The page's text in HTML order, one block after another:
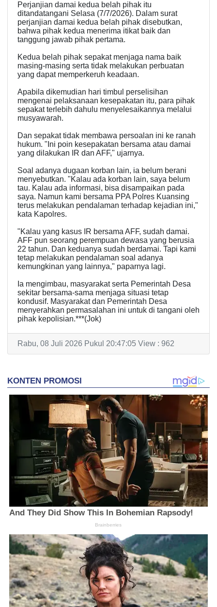
Perjanjian damai kedua belah pihak itu
ditandatangani Selasa (7/7/2026). Dalam surat
perjanjian damai kedua belah pihak disebutkan,
bahwa pihak kedua menerima itikat baik dan
tanggung jawab pihak pertama.
Kedua belah pihak sepakat menjaga nama baik
masing-masing serta tidak melakukan perbuatan
yang dapat memperkeruh keadaan.
Apabila dikemudian hari timbul perselisihan
mengenai pelaksanaan kesepakatan itu, para pihak
sepakat terlebih dahulu menyelesaikannya melalui
musyawarah.
Dan sepakat tidak membawa persoalan ini ke ranah
hukum. "Ini poin kesepakatan bersama atau damai
yang dilakukan IR dan AFF," ujarnya.
Soal adanya dugaan korban lain, ia belum berani
menyebutkan. "Kalau ada korban lain, saya belum
tau. Kalau ada informasi, bisa disampaikan pada
saya. Namun kami bersama PPA Polres Kuansing
terus melakukan pendalaman terhadap kejadian ini,"
kata Kapolres.
"Kalau yang kasus IR bersama AFF, sudah damai.
AFF pun seorang perempuan dewasa yang berusia
22 tahun. Dan keduanya sudah berdamai. Tapi kami
tetap melakukan pendalaman soal adanya
kemungkinan yang lainnya," paparnya lagi.
Ia mengimbau, masyarakat serta Pemerintah Desa
sekitar bersama-sama menjaga situasi tetap
kondusif. Masyarakat dan Pemerintah Desa
menyerahkan permasalahan ini untuk di tangani oleh
pihak kepolisian.***(Jok)
Rabu, 08 Juli 2026 Pukul 20:47:05 View : 962